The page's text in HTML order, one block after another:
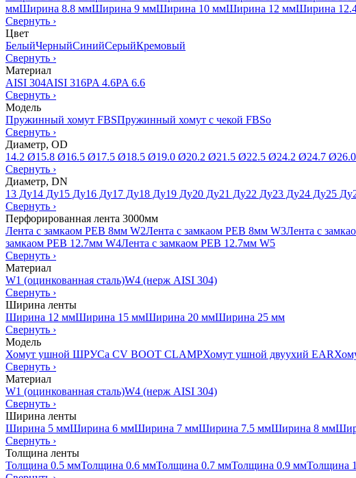
ммШирина 8.8 ммШирина 9 ммШирина 10 ммШирина 12 ммШирина
Свернуть ›
Цвет
БелыйЧерныйСинийСерыйКремовый
Свернуть ›
Материал
AISI 304AISI 316PA 4.6PA 6.6
Свернуть ›
Модель
Пружинный хомут FBSПружинный хомут с чекой FBSo
Свернуть ›
Диаметр, OD
14.2 Ø15.8 Ø16.5 Ø17.5 Ø18.5 Ø19.0 Ø20.2 Ø21.5 Ø22.5 Ø24.2 Ø24.7 Ø
Свернуть ›
Диаметр, DN
13 Ду14 Ду15 Ду16 Ду17 Ду18 Ду19 Ду20 Ду21 Ду22 Ду23 Ду24 Ду25 Ду
Свернуть ›
Перфорированная лента 3000мм
Лента с замкаом PEB 8мм W2Лента с замкаом PEB 8мм W3Лента с
замкаом PEB 12.7мм W4Лента с замкаом PEB 12.7мм W5
Свернуть ›
Материал
W1 (оцинкованная сталь)W4 (нерж AISI 304)
Свернуть ›
Ширина ленты
Ширина 12 ммШирина 15 ммШирина 20 ммШирина 25 мм
Свернуть ›
Модель
Хомут ушной ШРУСа CV BOOT CLAMPХомут ушной двуухий EAR
Свернуть ›
Материал
W1 (оцинкованная сталь)W4 (нерж AISI 304)
Свернуть ›
Ширина ленты
Ширина 5 ммШирина 6 ммШирина 7 ммШирина 7.5 ммШирина 8 мм
Свернуть ›
Толщина ленты
Толщина 0.5 ммТолщина 0.6 ммТолщина 0.7 ммТолщина 0.9 ммТолщина